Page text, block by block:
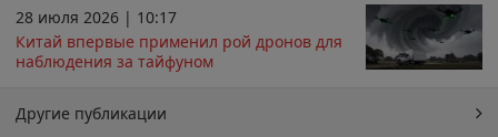
28 июля 2026 | 10:17
Китай впервые применил рой дронов для
наблюдения за тайфуном
Другие публикации